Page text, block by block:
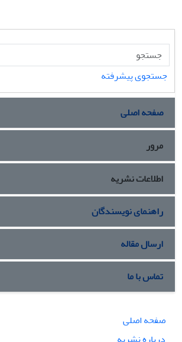
جستجوی پیشرفته
صفحه اصلی
مرور
اطلاعات نشریه
راهنمای نویسندگان
ارسال مقاله
تماس با ما
صفحه اصلی